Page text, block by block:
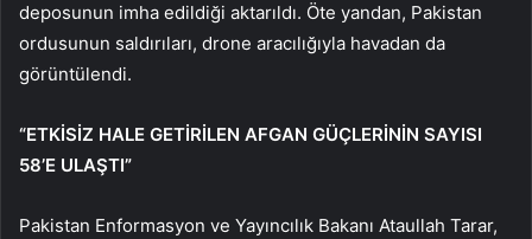
deposunun imha edildiği aktarıldı. Öte yandan, Pakistan
ordusunun saldırıları, drone aracılığıyla havadan da
görüntülendi.
“ETKİSİZ HALE GETİRİLEN AFGAN GÜÇLERİNİN SAYISI
58’E ULAŞTI”
Pakistan Enformasyon ve Yayıncılık Bakanı Ataullah Tarar,